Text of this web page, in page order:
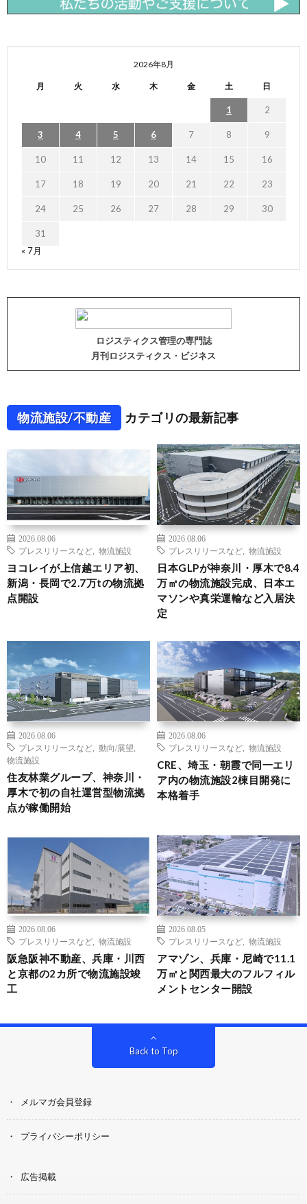
2026年8月
月 火 水 木 金 土 日
1 2
3 4 5 6 7 8 9
10 11 12 13 14 15 16
17 18 19 20 21 22 23
24 25 26 27 28 29 30
31
« 7月
ロジスティクス管理の専門誌
月刊ロジスティクス・ビジネス
物流施設/不動産 カテゴリの最新記事
2026.08.06
プレスリリースなど
物流施設
ヨコレイが上信越エリア初、
新潟・長岡で2.7万tの物流拠
点開設
2026.08.06
プレスリリースなど
物流施設
日本GLPが神奈川・厚木で8.4
万㎡の物流施設完成、日本エ
マソンや真栄運輸など入居決
定
2026.08.06
プレスリリースなど
動向/展望
物流施設
住友林業グループ、神奈川・
厚木で初の自社運営型物流拠
点が稼働開始
2026.08.06
プレスリリースなど
物流施設
CRE、埼玉・朝霞で同一エリ
ア内の物流施設2棟目開発に
本格着手
2026.08.06
プレスリリースなど
物流施設
阪急阪神不動産、兵庫・川西
と京都の2カ所で物流施設竣
工
2026.08.05
プレスリリースなど
物流施設
アマゾン、兵庫・尼崎で11.1
万㎡と関西最大のフルフィル
メントセンター開設
Back to Top
メルマガ会員登録
プライバシーポリシー
広告掲載